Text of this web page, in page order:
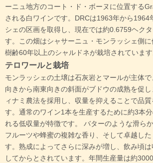
ーニュ地方のコート・ド・ボーヌに位置する
される白ワインです。DRCは1963年から1964
シェの区画を取得し、現在では約0.6759ヘク
す。この畑はシャサーニュ・モンラッシェ側
樹齢60年以上のシャルドネが栽培されています
テロワールと栽培
モンラッシェの土壌は石灰岩とマールが主体
向きから南東向きの斜面がブドウの成熟を促
ィナミ農法を採用し、収量を抑えることで品
す。通常のワイン1本を生産するために約3本
れる低収量が特徴です。 バターのような滑ら
フルーツや蜂蜜の複雑な香り、そして卓越し
す。熟成によってさらに深みが増し、飲み頃
してからとされています。年間生産量は約